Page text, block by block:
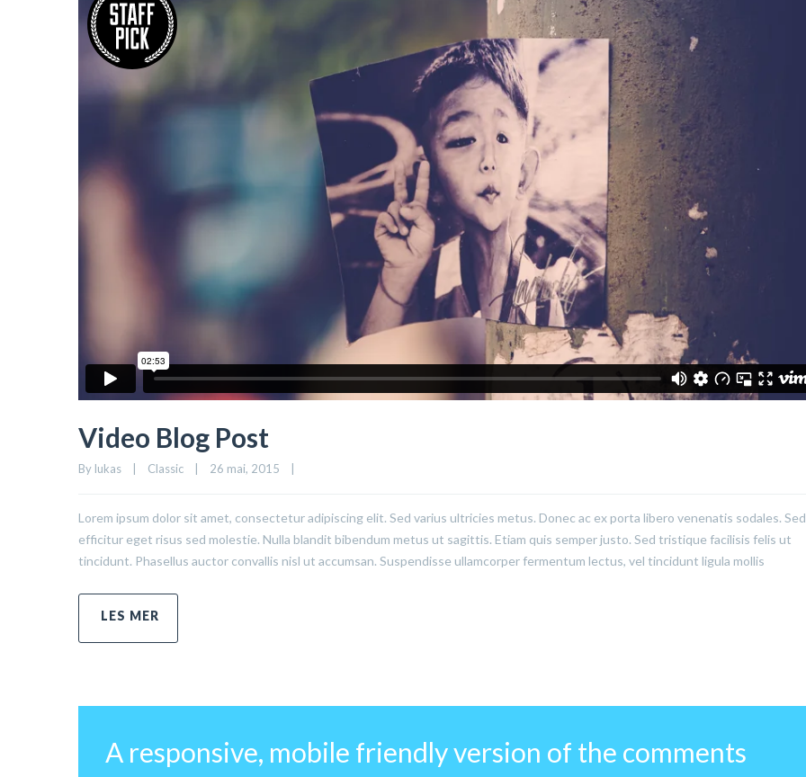
Video Blog Post
By lukas Classic 26 mai, 2015
Lorem ipsum dolor sit amet, consectetur adipiscing elit. Sed varius ultricies metus. Donec ac ex porta libero venenatis sodales. Sed
efficitur eget risus sed molestie. Nulla blandit bibendum metus ut sagittis. Etiam quis semper justo. Sed tristique facilisis felis ut
tincidunt. Phasellus auctor convallis nisl ut accumsan. Suspendisse ullamcorper fermentum lectus, vel tincidunt ligula mollis
A responsive, mobile friendly version of the comments